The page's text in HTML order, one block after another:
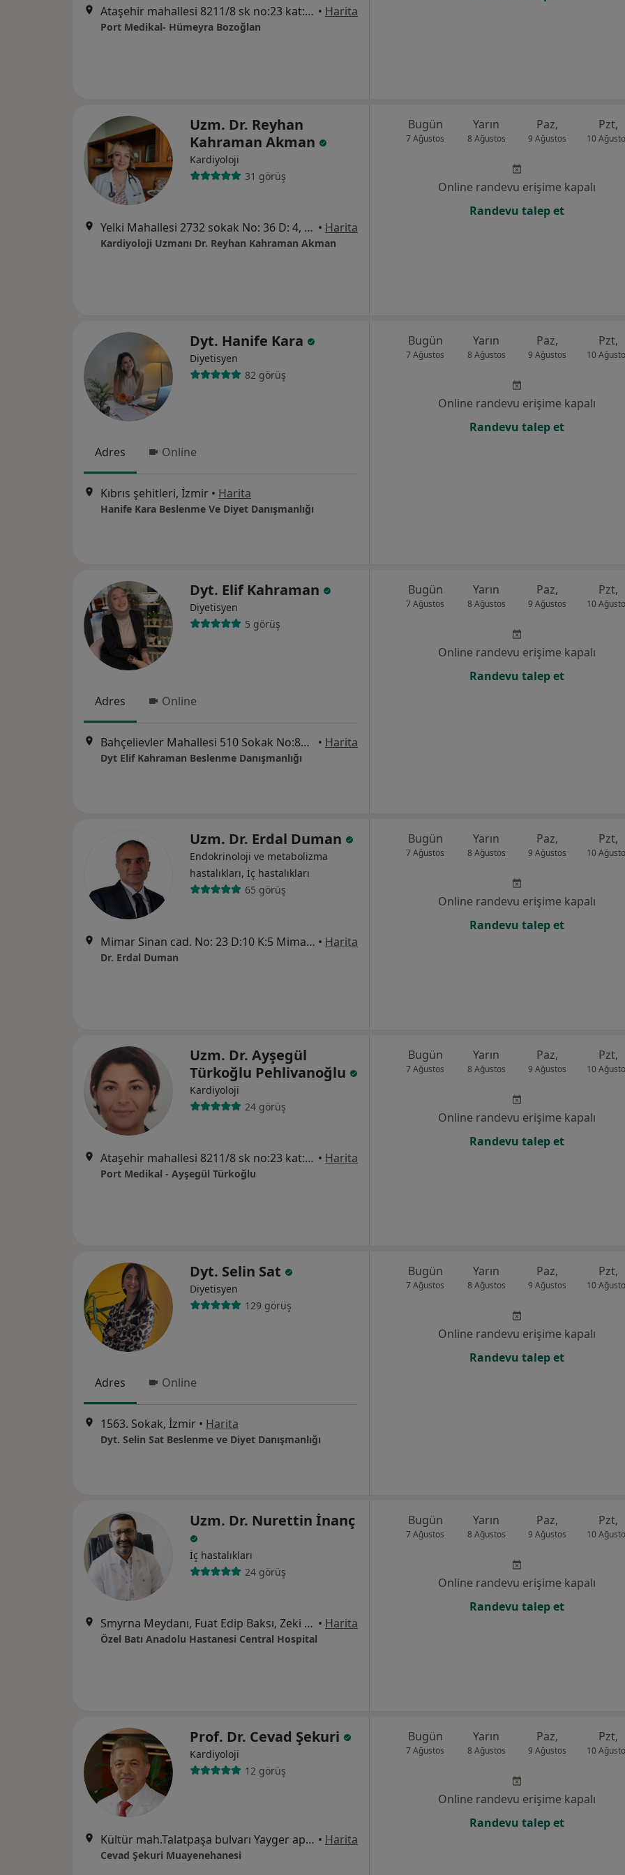
Ataşehir mahallesi 8211/8 sk no:23 kat:1 daire:1, İzmir • Harita
Port Medikal- Hümeyra Bozoğlan
Uzm. Dr. Reyhan
Kahraman Akman
Kardiyoloji
31 görüş
Yelki Mahallesi 2732 sokak No: 36 D: 4, İzmir • Harita
Kardiyoloji Uzmanı Dr. Reyhan Kahraman Akman
Bugün
7 Ağustos
Yarın
8 Ağustos
Paz,
9 Ağustos
Pzt,
10
Online randevu erişime kapalı
Randevu talep et
Dyt. Hanife Kara
Diyetisyen
82 görüş
Adres Online
Kıbrıs şehitleri, İzmir • Harita
Hanife Kara Beslenme Ve Diyet Danışmanlığı
Bugün
7 Ağustos
Yarın
8 Ağustos
Paz,
9 Ağustos
Pzt,
10
Online randevu erişime kapalı
Randevu talep et
Dyt. Elif Kahraman
Diyetisyen
5 görüş
Adres Online
Bahçelievler Mahallesi 510 Sokak No:87/A, İzmir • Harita
Dyt Elif Kahraman Beslenme Danışmanlığı
Bugün
7 Ağustos
Yarın
8 Ağustos
Paz,
9 Ağustos
Pzt,
10
Online randevu erişime kapalı
Randevu talep et
Uzm. Dr. Erdal Duman
Endokrinoloji ve metabolizma
hastalıkları, İç hastalıkları
65 görüş
Mimar Sinan cad. No: 23 D:10 K:5 Mimar Sinan mah. Alsancak, Konak • Harita
Dr. Erdal Duman
Bugün
7 Ağustos
Yarın
8 Ağustos
Paz,
9 Ağustos
Pzt,
10
Online randevu erişime kapalı
Randevu talep et
Uzm. Dr. Ayşegül
Türkoğlu Pehlivanoğlu
Kardiyoloji
24 görüş
Ataşehir mahallesi 8211/8 sk no:23 kat:1 daire:1, İzmir • Harita
Port Medikal - Ayşegül Türkoğlu
Bugün
7 Ağustos
Yarın
8 Ağustos
Paz,
9 Ağustos
Pzt,
10
Online randevu erişime kapalı
Randevu talep et
Dyt. Selin Sat
Diyetisyen
129 görüş
Adres Online
1563. Sokak, İzmir • Harita
Dyt. Selin Sat Beslenme ve Diyet Danışmanlığı
Bugün
7 Ağustos
Yarın
8 Ağustos
Paz,
9 Ağustos
Pzt,
10
Online randevu erişime kapalı
Randevu talep et
Uzm. Dr. Nurettin İnanç
İç hastalıkları
24 görüş
Smyrna Meydanı, Fuat Edip Baksı, Zeki Yavaş Sk. No: 2 D:2,, Bayraklı • Harita
Özel Batı Anadolu Hastanesi Central Hospital
Bugün
7 Ağustos
Yarın
8 Ağustos
Paz,
9 Ağustos
Pzt,
10
Online randevu erişime kapalı
Randevu talep et
Prof. Dr. Cevad Şekuri
Kardiyoloji
12 görüş
Kültür mah.Talatpaşa bulvarı Yayger apt.No:17 Kat:2 Daire :4, İzmir • Harita
Cevad Şekuri Muayenehanesi
Bugün
7 Ağustos
Yarın
8 Ağustos
Paz,
9 Ağustos
Pzt,
10
Online randevu erişime kapalı
Randevu talep et